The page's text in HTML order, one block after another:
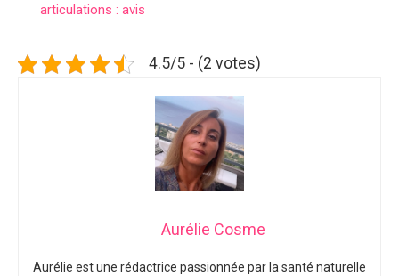
articulations : avis
4.5/5 - (2 votes)
Aurélie Cosme
Aurélie est une rédactrice passionnée par la santé naturelle